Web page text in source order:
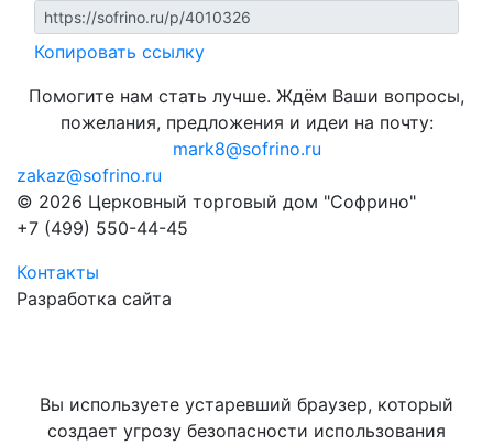
Копировать ссылку
Помогите нам стать лучше. Ждём Ваши вопросы,
пожелания, предложения и идеи на почту:
mark8@sofrino.ru
zakaz@sofrino.ru
© 2026 Церковный торговый дом "Софрино"
+7 (499) 550-44-45
Контакты
Разработка сайта
Вы используете устаревший браузер, который
создает угрозу безопасности использования